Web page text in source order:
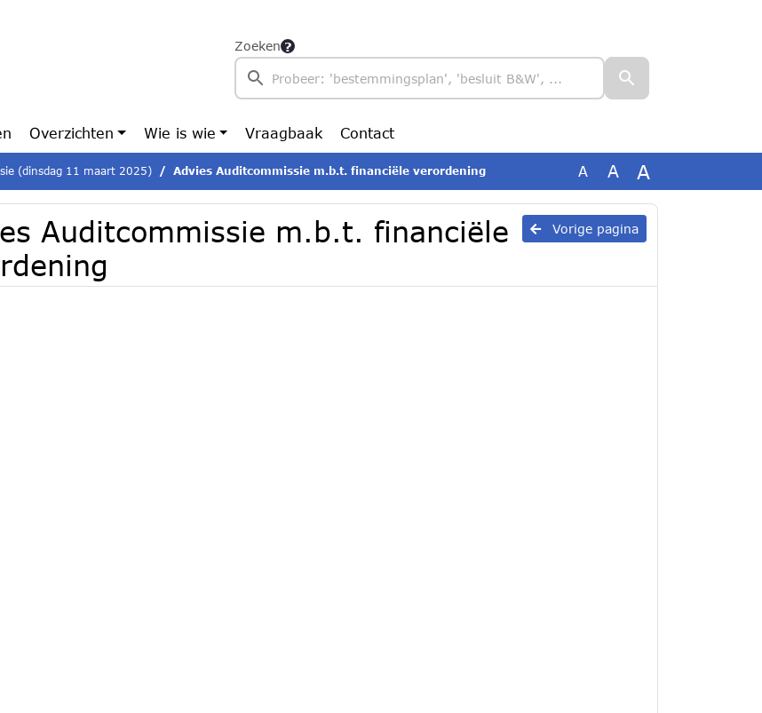
Zoeken
Overzichten Wie is wie Vraagbaak Contact
(dinsdag 11 maart 2025) Advies Auditcommissie m.b.t. financiële verordening A A A
Vorige pagina
Auditcommissie m.b.t. financiële